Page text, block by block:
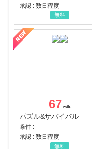
承認 : 数日程度
無料
67
パズル&サバイバル
条件 :
承認 : 数日程度
無料